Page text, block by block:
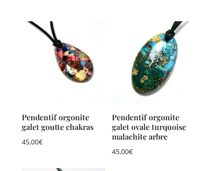
Pendentif orgonite
galet goutte chakras
45,00€
Pendentif orgonite
galet ovale turquoise
malachite arbre
45,00€